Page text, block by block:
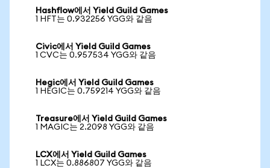
Hashflow에서 Yield Guild Games
1 HFT는 0.932256 YGG와 같음
Civic에서 Yield Guild Games
1 CVC는 0.957534 YGG와 같음
Hegic에서 Yield Guild Games
1 HEGIC는 0.759214 YGG와 같음
Treasure에서 Yield Guild Games
1 MAGIC는 2.2098 YGG와 같음
LCX에서 Yield Guild Games
1 LCX는 0.886807 YGG와 같음